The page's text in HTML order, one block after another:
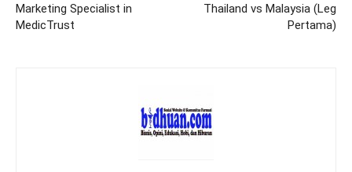
Marketing Specialist in
MedicTrust
Thailand vs Malaysia (Leg
Pertama)